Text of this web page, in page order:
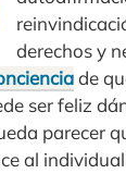
derechos y
de
ser feliz
parecer
al